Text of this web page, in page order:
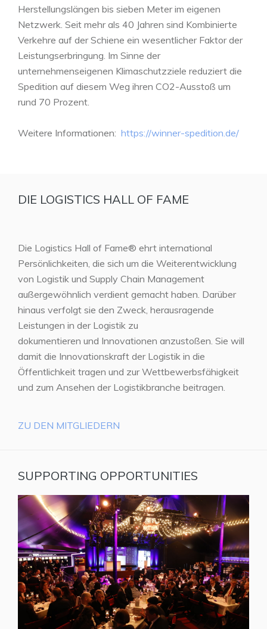
Herstellungslängen bis sieben Meter im eigenen
Netzwerk. Seit mehr als 40 Jahren sind Kombinierte
Verkehre auf der Schiene ein wesentlicher Faktor der
Leistungserbringung. Im Sinne der
unternehmenseigenen Klimaschutzziele reduziert die
Spedition auf diesem Weg ihren CO2-Ausstoß um
rund 70 Prozent.
Weitere Informationen: https://winner-spedition.de/
DIE LOGISTICS HALL OF FAME
Die Logistics Hall of Fame® ehrt international
Persönlichkeiten, die sich um die Weiterentwicklung
von Logistik und Supply Chain Management
außergewöhnlich verdient gemacht haben. Darüber
hinaus verfolgt sie den Zweck, herausragende
Leistungen in der Logistik zu
dokumentieren und Innovationen anzustoßen. Sie will
damit die Innovationskraft der Logistik in die
Öffentlichkeit tragen und zur Wettbewerbsfähigkeit
und zum Ansehen der Logistikbranche beitragen.
ZU DEN MITGLIEDERN
SUPPORTING OPPORTUNITIES